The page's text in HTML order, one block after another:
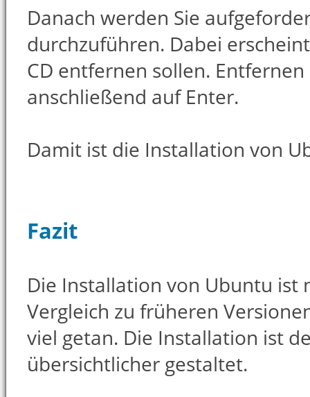
Danach werden Sie
durchzuführen. Dabei
CD entfernen sollen.
anschließend auf Enter.
Damit ist die Installation von
Fazit
Die Installation von Ubuntu ist
Vergleich zu früheren
viel getan. Die Installation ist
übersichtlicher gestaltet.